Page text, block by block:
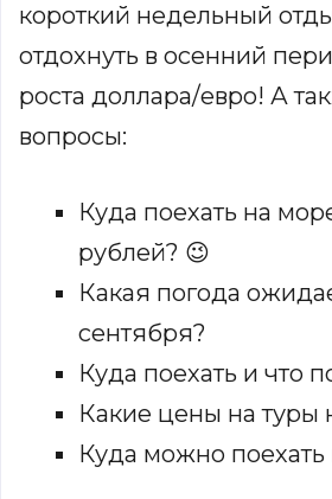
короткий недельный
отдохнуть в осенний
роста доллара/евро! А
вопросы:
Куда поехать на
рублей? 😉
Какая погода
сентября?
Куда поехать и что
Какие цены на туры
Куда можно